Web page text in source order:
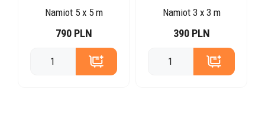
Namiot 5 x 5 m
790 PLN
Namiot 3 x 3 m
390 PLN